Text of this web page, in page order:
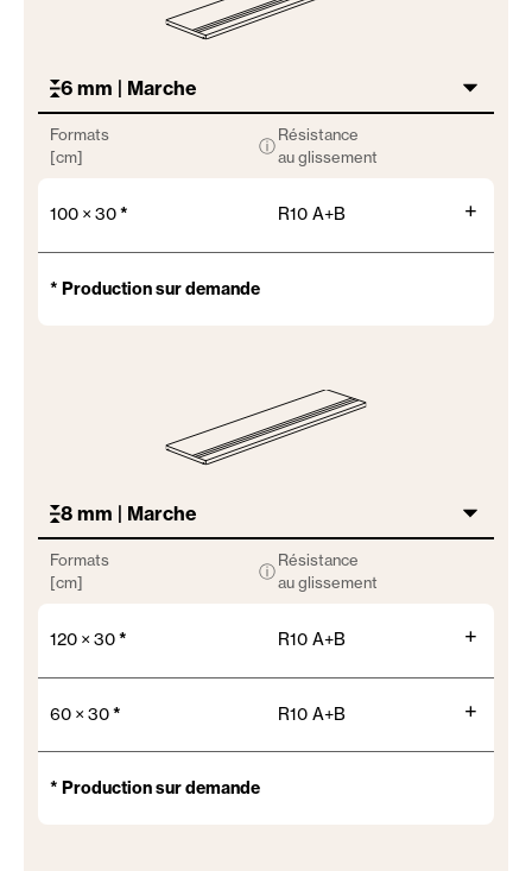
6 mm | Marche
Formats
[cm]
Résistance
au glissement
ⓘ
100 × 30* R10 A+B +
* Production sur demande
8 mm | Marche
Formats
[cm]
Résistance
au glissement
ⓘ
120 × 30* R10 A+B +
60 × 30* R10 A+B +
* Production sur demande